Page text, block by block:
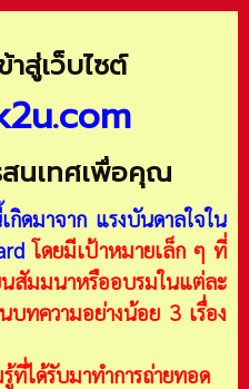
สู่เว็บไซต์
นเทศเพื่อคุณ
กิดมาจาก แรงบันดาลใจใน
โดยมีเป้าหมายเล็ก ๆ ที่
นสัมมนาหรืออบรมในแต่ละ
บทความอย่างน้อย 3 เรื่อง
ที่ได้รับมาทำการถ่ายทอด